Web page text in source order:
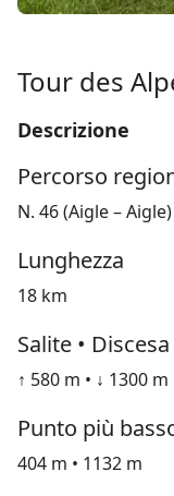
Tour des
Descrizione
Percorso
N. 46 (Aigle – Aigle)
Lunghezza
18 km
Salite • Discesa
↑ 580 m • ↓ 1300 m
Punto più
404 m • 1132 m